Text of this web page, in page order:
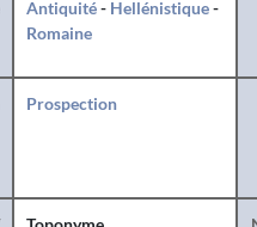
Antiquité- Hellénistique-
Romaine
Prospection